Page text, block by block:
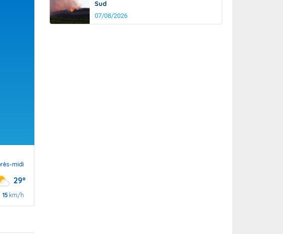
midi
29°
15 km/h
Sud
07/08/2026